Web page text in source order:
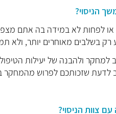
או לפחות לא במידה בה אתם
רק בשלבים מאוחרים יותר,
ולהבנה של יעילות
לדעת שזכותכם לפרוש